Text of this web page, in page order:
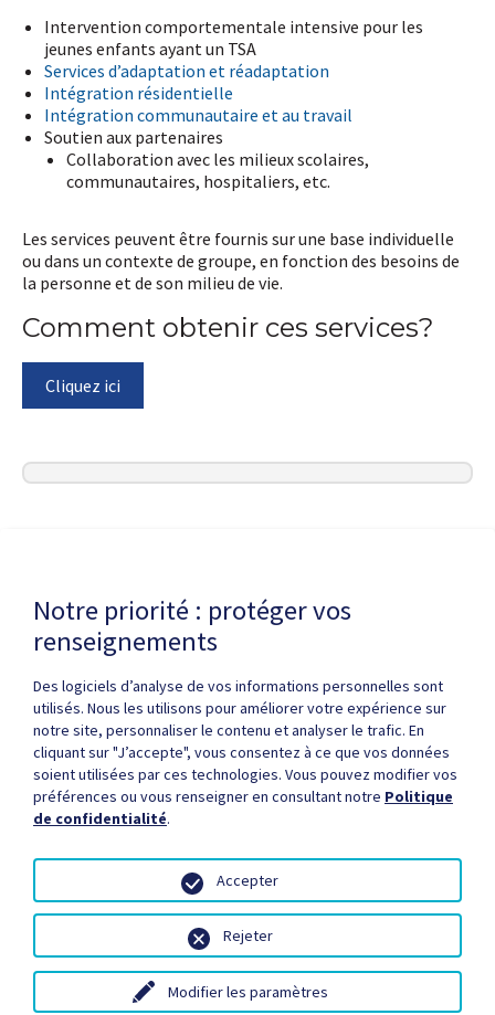
Intervention comportementale intensive pour les
jeunes enfants ayant un TSA
Services d’adaptation et réadaptation
Intégration résidentielle
Intégration communautaire et au travail
Soutien aux partenaires
Collaboration avec les milieux scolaires,
communautaires, hospitaliers, etc.
Les services peuvent être fournis sur une base individuelle
ou dans un contexte de groupe, en fonction des besoins de
la personne et de son milieu de vie.
Comment obtenir ces services?
Cliquez ici
Politique de confidentialité
Droits d'auteur / autorisation
Zone partenaires
Médias Plan du site
© Santé Québec, 2026
Notre priorité : protéger vos
renseignements
Des logiciels d’analyse de vos informations personnelles sont
utilisés. Nous les utilisons pour améliorer votre expérience sur
notre site, personnaliser le contenu et analyser le trafic. En
cliquant sur "J’accepte", vous consentez à ce que vos données
soient utilisées par ces technologies. Vous pouvez modifier vos
préférences ou vous renseigner en consultant notre Politique
de confidentialité.
Modifier les paramètres
Rejeter
Accepter